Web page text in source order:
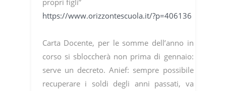
propri figli”
https://www.orizzontescuola.it/?p=406136
Carta Docente, per le somme dell’anno in
corso si sbloccherà non prima di gennaio:
serve un decreto. Anief: sempre possibile
recuperare i soldi degli anni passati, va